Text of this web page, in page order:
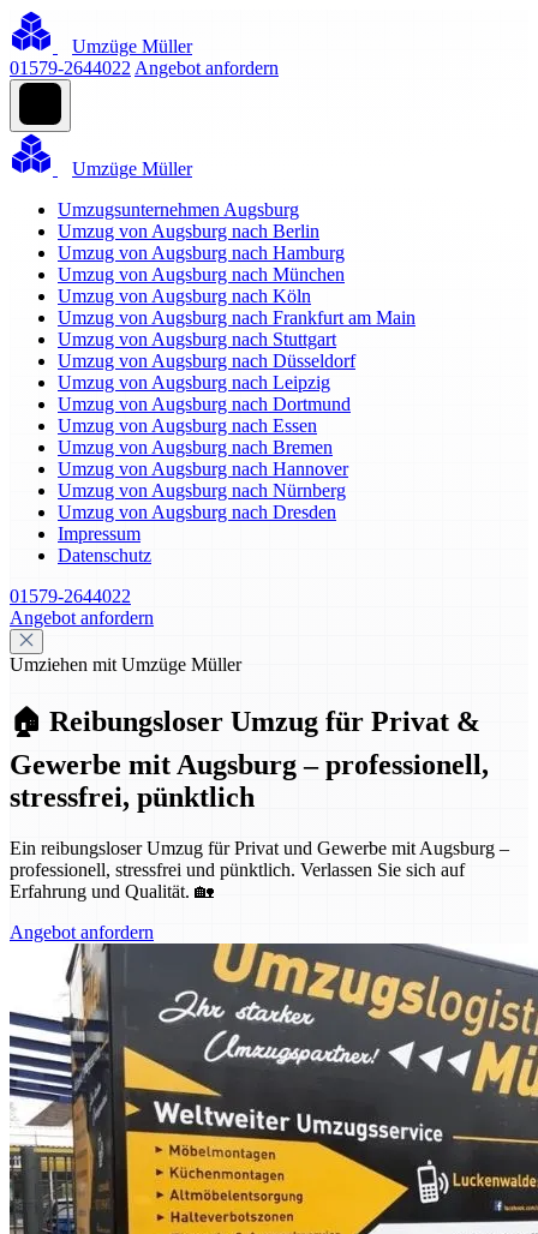
Umzüge Müller
01579-2644022 Angebot anfordern
Umzüge Müller
Umzugsunternehmen Augsburg
Umzug von Augsburg nach Berlin
Umzug von Augsburg nach Hamburg
Umzug von Augsburg nach München
Umzug von Augsburg nach Köln
Umzug von Augsburg nach Frankfurt am Main
Umzug von Augsburg nach Stuttgart
Umzug von Augsburg nach Düsseldorf
Umzug von Augsburg nach Leipzig
Umzug von Augsburg nach Dortmund
Umzug von Augsburg nach Essen
Umzug von Augsburg nach Bremen
Umzug von Augsburg nach Hannover
Umzug von Augsburg nach Nürnberg
Umzug von Augsburg nach Dresden
Impressum
Datenschutz
01579-2644022
Angebot anfordern
Umziehen mit Umzüge Müller
🏠 Reibungsloser Umzug für Privat &
Gewerbe mit Augsburg – professionell,
stressfrei, pünktlich
Ein reibungsloser Umzug für Privat und Gewerbe mit Augsburg –
professionell, stressfrei und pünktlich. Verlassen Sie sich auf
Erfahrung und Qualität. 🏡
Angebot anfordern